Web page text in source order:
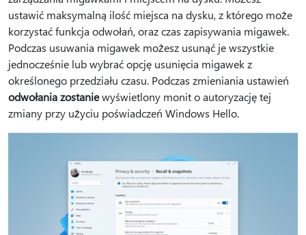
ustawić maksymalną ilość miejsca na dysku, z którego może
korzystać funkcja odwołań, oraz czas zapisywania migawek.
Podczas usuwania migawek możesz usunąć je wszystkie
jednocześnie lub wybrać opcję usunięcia migawek z
określonego przedziału czasu. Podczas zmieniania ustawień
odwołania zostaniewyświetlony monit o autoryzację tej
zmiany przy użyciu poświadczeń Windows Hello.